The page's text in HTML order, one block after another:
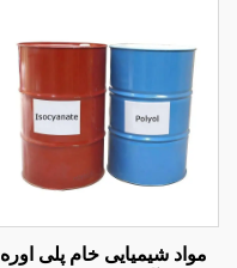
مواد شیمیایی خام پلی اوره